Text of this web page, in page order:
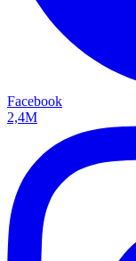
Facebook
2,4M